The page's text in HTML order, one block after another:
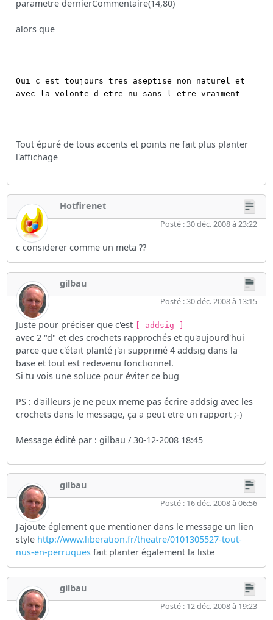
parametre dernierCommentaire(14,80)
alors que
Oui c est toujours tres aseptise non naturel et
avec la volonte d etre nu sans l etre vraiment
Tout épuré de tous accents et points ne fait plus planter
l'affichage
Hotfirenet
Posté : 30 déc. 2008 à 23:22
c considerer comme un meta ??
gilbau
Posté : 30 déc. 2008 à 13:15
Juste pour préciser que c'est [ addsig ]
avec 2 "d" et des crochets rapprochés et qu'aujourd'hui
parce que c'était planté j'ai supprimé 4 addsig dans la
base et tout est redevenu fonctionnel.
Si tu vois une soluce pour éviter ce bug
PS : d'ailleurs je ne peux meme pas écrire addsig avec les
crochets dans le message, ça a peut etre un rapport ;-)
Message édité par : gilbau / 30-12-2008 18:45
gilbau
Posté : 16 déc. 2008 à 06:56
J'ajoute églement que mentioner dans le message un lien
style http://www.liberation.fr/theatre/0101305527-tout-
nus-en-perruques fait planter également la liste
gilbau
Posté : 12 déc. 2008 à 19:23